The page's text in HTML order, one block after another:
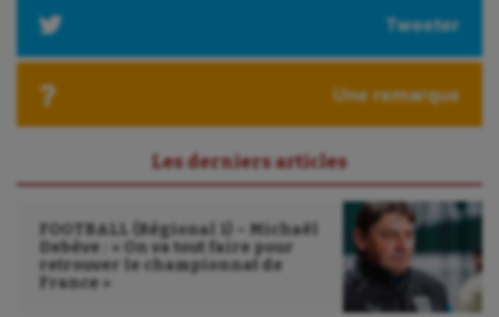
Voile
Wakeboard
Water-polo
Tweeter
Une remarque
Les derniers articles
FOOTBALL (Régional 1) – Michaël
Debève : « On va tout faire pour
retrouver le championnat de
France »